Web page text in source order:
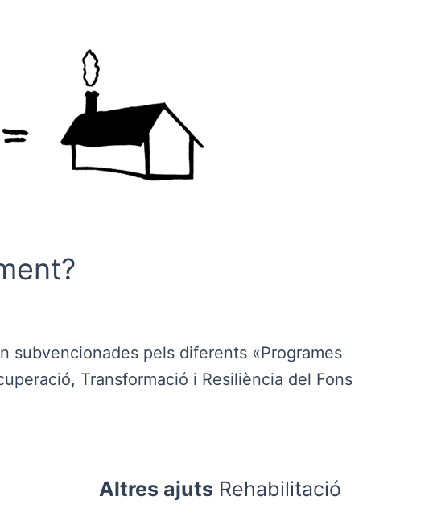
subvencionades pels diferents «Programes
Transformació i Resiliència del Fons
Altres ajuts Rehabilitació